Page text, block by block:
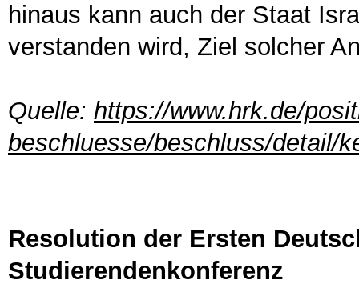
hinaus kann auch der Staat
verstanden wird, Ziel solcher
Quelle: https://www.hrk.de/
beschluesse/beschluss/detail/
Resolution der Ersten
Studierendenkonferenz